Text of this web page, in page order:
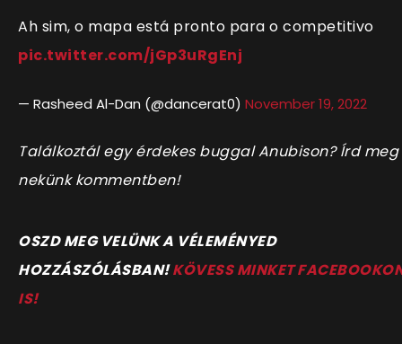
Ah sim, o mapa está pronto para o competitivo
pic.twitter.com/jGp3uRgEnj
— Rasheed Al-Dan (@dancerat0) November 19, 2022
Találkoztál egy érdekes buggal Anubison? Írd meg
nekünk kommentben!
OSZD MEG VELÜNK A VÉLEMÉNYED
HOZZÁSZÓLÁSBAN!KÖVESS MINKET
IS!